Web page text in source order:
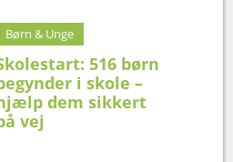
Børn & Unge
516 børn
i skole –
dem sikkert
vej